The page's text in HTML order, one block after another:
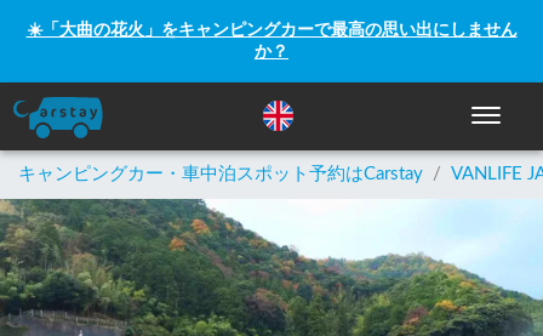
☀️「大曲の花火」をキャンピングカーで最高の思い出にしません
か？
ナビゲ
キャンピングカー・車中泊スポット予約はCarstay / VANLIFE